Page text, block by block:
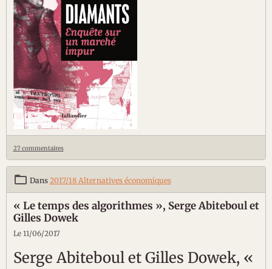
27 commentaires
Dans 2017/18 Alternatives économiques
« Le temps des algorithmes », Serge Abiteboul et
Gilles Dowek
Le 11/06/2017
Serge Abiteboul et Gilles Dowek, «